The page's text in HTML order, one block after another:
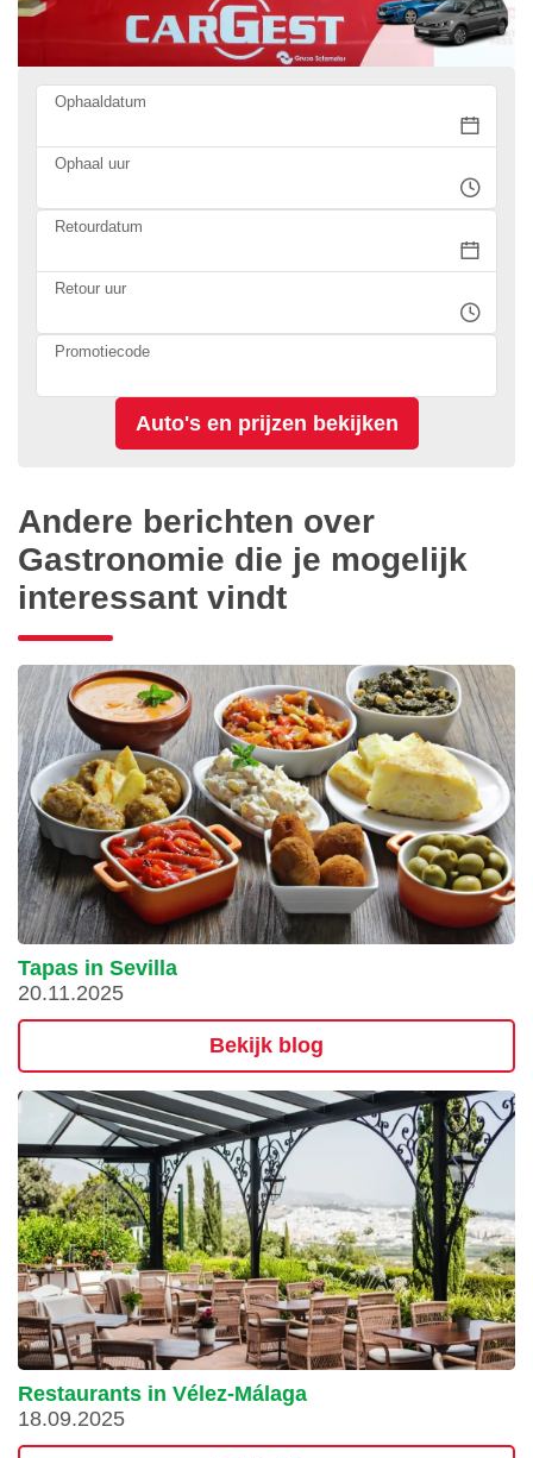
Ophaaldatum
Ophaal uur
Retourdatum
Retour uur
Promotiecode
Andere berichten over
Gastronomie die je mogelijk
interessant vindt
Tapas in Sevilla
20.11.2025
Bekijk blog
Restaurants in Vélez-Málaga
18.09.2025